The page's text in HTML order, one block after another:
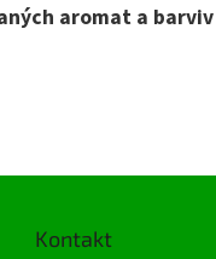
aromat a barviv
Kontakt